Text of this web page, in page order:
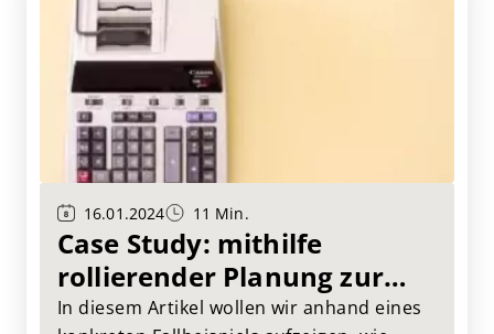
16.01.2024 11 Min.
Case Study: mithilfe
rollierender Planung zur
konsistenten IT
In diesem Artikel wollen wir anhand eines